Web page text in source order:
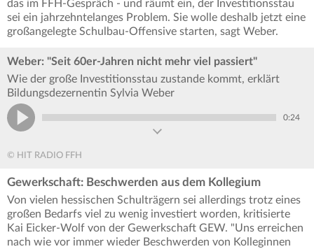
das im FFH-Gespräch - und räumt ein, der Investitionsstau
sei ein jahrzehntelanges Problem. Sie wolle deshalb jetzt eine
großangelegte Schulbau-Offensive starten, sagt Weber.
Weber: "Seit 60er-Jahren nicht mehr viel passiert"
Wie der große Investitionsstau zustande kommt, erklärt
Bildungsdezernentin Sylvia Weber
0:24
© HIT RADIO FFH
Gewerkschaft: Beschwerden aus dem Kollegium
Von vielen hessischen Schulträgern sei allerdings trotz eines
großen Bedarfs viel zu wenig investiert worden, kritisierte
Kai Eicker-Wolf von der Gewerkschaft GEW. "Uns erreichen
nach wie vor immer wieder Beschwerden von Kolleginnen